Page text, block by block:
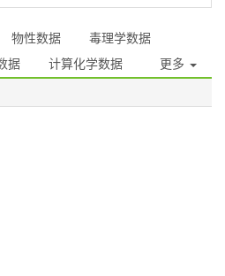
物性数据
毒理学数据
据 计算化学数据 更多